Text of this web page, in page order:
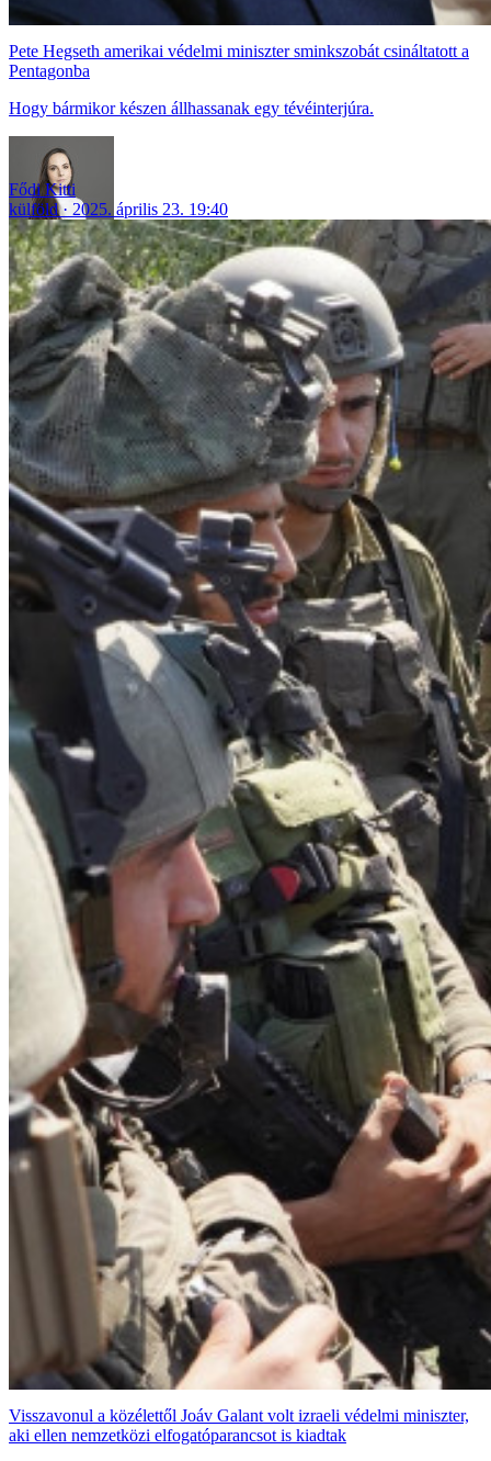
Pete Hegseth amerikai védelmi miniszter sminkszobát csináltatott a
Pentagonba
Hogy bármikor készen állhassanak egy tévéinterjúra.
Fődi Kitti
külföld
2025. április 23. 19:40
Visszavonul a közélettől Joáv Galant volt izraeli védelmi miniszter,
aki ellen nemzetközi elfogatóparancsot is kiadtak